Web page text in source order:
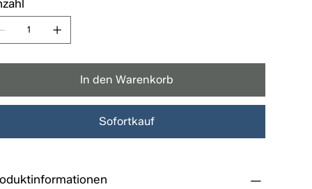
In den Warenkorb
Sofortkauf